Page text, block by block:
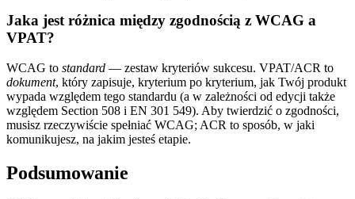
Jaka jest różnica między zgodnością z WCAG a
VPAT?
WCAG to standard — zestaw kryteriów sukcesu. VPAT/ACR to
dokument, który zapisuje, kryterium po kryterium, jak Twój produkt
wypada względem tego standardu (a w zależności od edycji także
względem Section 508 i EN 301 549). Aby twierdzić o zgodności,
musisz rzeczywiście spełniać WCAG; ACR to sposób, w jaki
komunikujesz, na jakim jesteś etapie.
Podsumowanie